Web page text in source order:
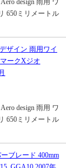
design 雨用 ワ
650ミリメートル
ザイン 雨用ワイ
ークXジオ
design 雨用 ワ
650ミリメートル
ブレード 400mm